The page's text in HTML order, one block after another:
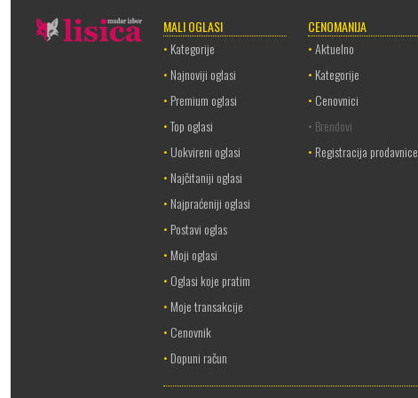
MALI OGLASI
• Kategorije
• Najnoviji oglasi
• Premium oglasi
•Top oglasi
• Uokvireni oglasi
• Najčitaniji oglasi
• Najpraćeniji oglasi
• Postavi oglas
• Moji oglasi
• Oglasi koje pratim
• Moje transakcije
• Cenovnik
• Dopuni račun
CENOMANIJA
•Aktuelno
• Kategorije
• Cenovnici
• Brendovi
• Registracija prodavnice